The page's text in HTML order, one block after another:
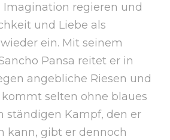
regieren und
und Liebe als
ein. Mit seinem
Pansa reitet er in
angebliche Riesen und
selten ohne blaues
ständigen Kampf, den er
kann, gibt er dennoch